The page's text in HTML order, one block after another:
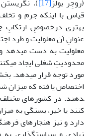
(روجِر بولز[17]
)،
قیاس با این­که جرم و
بهتری درخصوصِ ارتکابِ
عنوانِ آن معلولیت و طرد
معلولیت به دست می­دهد و
محدودیتِ شغلی ایجاد
مورد توجه قرار می­دهد.
اختصاص یافته که میزانِ
دهند. در کشورهای مختلف،
کنند یا خیر، بستگی به
دارد و نیز هنجارهای